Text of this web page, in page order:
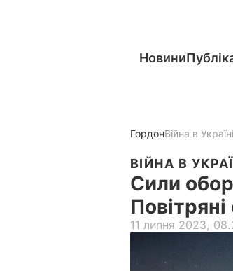
Новини
ГордонВійна в Україні
ВІЙНА В
Сили
11 липня 2023,